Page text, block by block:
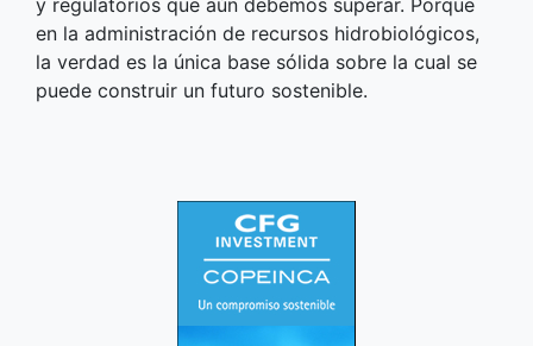
en la administración de recursos hidrobiológicos,
la verdad es la única base sólida sobre la cual se
puede construir un futuro sostenible.